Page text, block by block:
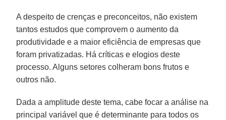
A despeito de crenças e preconceitos, não existem
tantos estudos que comprovem o aumento da
produtividade e a maior eficiência de empresas que
foram privatizadas. Há críticas e elogios deste
processo. Alguns setores colheram bons frutos e
outros não.
Dada a amplitude deste tema, cabe focar a análise na
principal variável que é determinante para todos os